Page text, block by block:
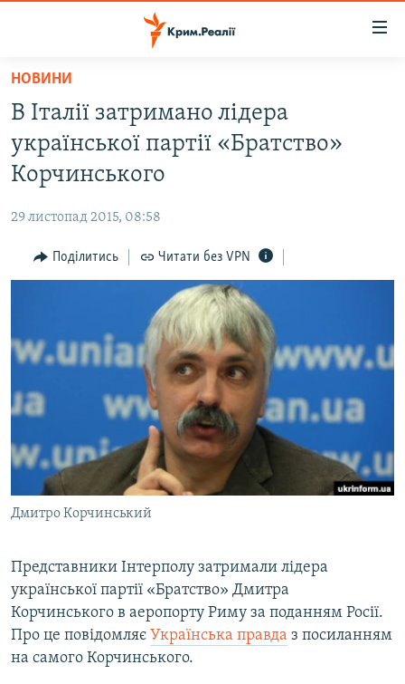
Перейти
основного
матеріалу
Перейти
до
основної
Перейти
до
ВІДЕО ТА ФОТО
БЛОГИ
ПОГЛЯД
СПЕЦПРОЕКТИ
ДЕПОРТАЦІЯ
ВІДЕОУРОКИ «ELIFBE»
СВІДЧЕННЯ ОКУПАЦІЇ
УКРАЇНСЬКА ПРОБЛЕМА КРИМУ
ІНФОГРАФІКА
ЯК ОБІЙТИ БЛОКУВАННЯ
Qırımtatar
ДОЛУЧАЙСЯ!
Усі сайти RFE/RL
НОВИНИ
В Італії затримано лідера
української партії «Братство»
Корчинського
29 листопад 2015, 08:58
Поділитись Читати без VPN
Дмитро Корчинський
Представники Інтерполу затримали лідера
української партії «Братство» Дмитра
Корчинського в аеропорту Риму за поданням Росії.
Про це повідомляє Українська правда з посиланням
на самого Корчинського.